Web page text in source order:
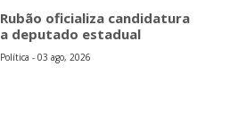
Rubão oficializa candidatura
a deputado estadual
Política - 03 ago, 2026